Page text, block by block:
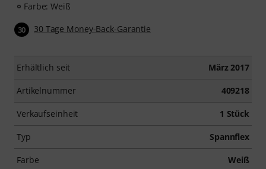
Farbe: Weiß
30 30 Tage Money-Back-Garantie
Erhältlich seit März 2017
Artikelnummer 409218
Verkaufseinheit 1 Stück
Typ Spannflex
Farbe Weiß